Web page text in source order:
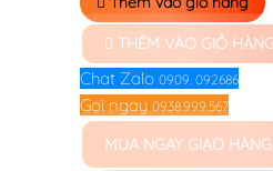
THÊM VÀO GIỎ
Chat Zalo 0909. 092686
Gọi ngay 0938.999.567
MUA NGAY GIAO